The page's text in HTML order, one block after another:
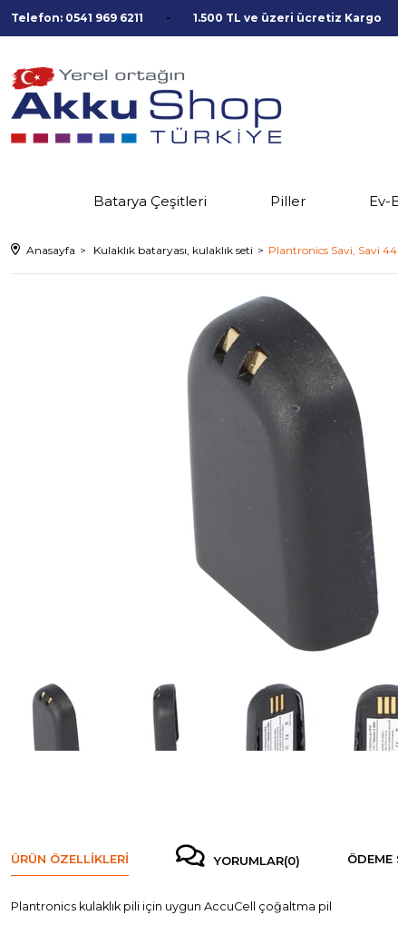
Telefon: 0541 969 6211 1.500 TL ve üzeri ücretiz Kargo
Batarya Çeşitleri Piller Ev-
Anasayfa Kulaklık bataryası, kulaklık seti Plantronics Savi, Savi
ÜRÜN ÖZELLIKLERI YORUMLAR(0) ÖDEME
Plantronics kulaklık pili için uygun AccuCell çoğaltma pil